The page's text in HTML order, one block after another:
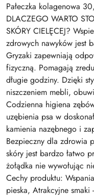
Pałeczka kolagenowa
DLACZEGO WARTO
SKÓRY CIELĘCEJ?
zdrowych nawyków jest
Gryzaki zapewniają
fizyczną. Pomagają
długie godziny. Dzięki
niszczeniem mebli,
Codzienna higiena
uzębienia psa w
kamienia nazębnego i
Bezpieczny dla zdrowia
skóry jest bardzo łatwo
żołądka nie wywołując
Cechy produktu:
pieska, Atrakcyjne